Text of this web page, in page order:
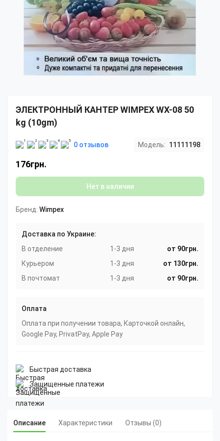
ЭЛЕКТРОННЫЙ КАНТЕР WIMPEX WX-08 50
kg (10gm)
0 отзывов Модель: 11111198
176грн.
Нет в наличии
Бренд: Wimpex
Доставка по Украине:
В отделение
1-3 дня
от 90грн.
Курьером
1-3 дня
от 130грн.
В почтомат
1-3 дня от 90грн.
Оплата
Оплата при получении товара, Карточкой онлайн,
Google Pay, PrivatPay, Apple Pay
Быстрая доставка
Защищенные платежи
Описание Характеристики Отзывы (0)